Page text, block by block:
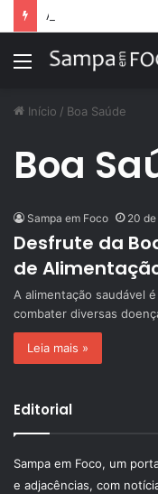
Menu
Início / Boa Saúde
Boa
Sampa em Foco 20
Desfrute da
de
A alimentação saudável
combater diversas
Leia mais »
Editorial
Sampa em Foco, um
e adjacências, com